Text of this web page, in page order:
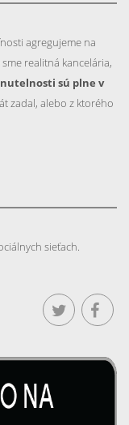
agregujeme na
realitná kancelária,
sú plne v
zadal, alebo z ktorého
sieťach.